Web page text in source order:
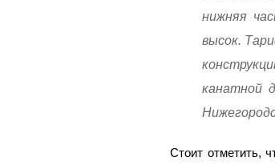
нижняя
высок.
канатной
Стоит отметить,